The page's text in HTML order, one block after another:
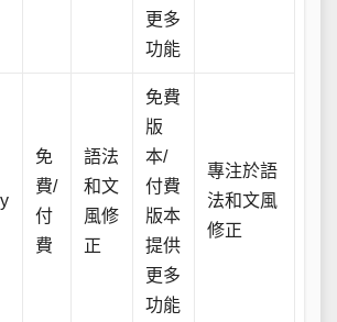
更多
功能
免
費/
付
費
語法
和文
風修
正
免費
版
本/
付費
版本
提供
更多
功能
專注於語
法和文風
修正